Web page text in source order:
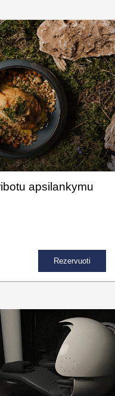
apsilankymu
Rezervuoti